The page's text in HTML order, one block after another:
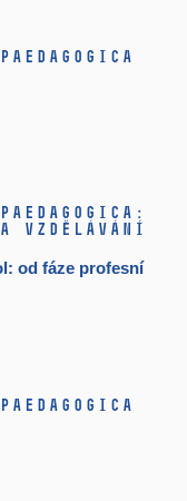
a vzdělávání
od fáze profesní